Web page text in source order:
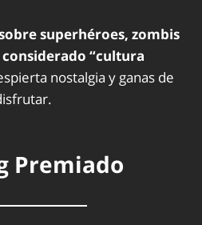
superhéroes, zombis
“cultura
nostalgia y ganas de
Premiado